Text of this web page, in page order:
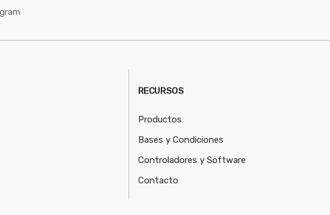
RECURSOS
Productos
Bases y Condiciones
Controladores y Software
Contacto